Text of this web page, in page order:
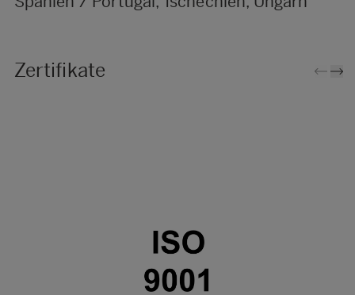
Zertifikate